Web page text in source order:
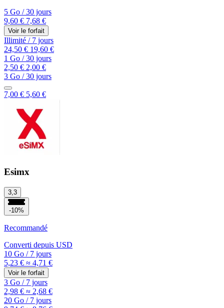
5 Go /30 jours
9,60 € 7,68 €
Voir le forfait
Illimité /7 jours
24,50 € 19,60 €
1 Go /30 jours
2,50 € 2,00 €
3 Go /30 jours
7,00 € 5,60 €
Esimx
3,3
-10%
Recommandé
Converti depuis USD
10 Go /7 jours
5,23 € ≈ 4,71 €
Voir le forfait
3 Go /7 jours
2,98 € ≈ 2,68 €
20 Go /7 jours